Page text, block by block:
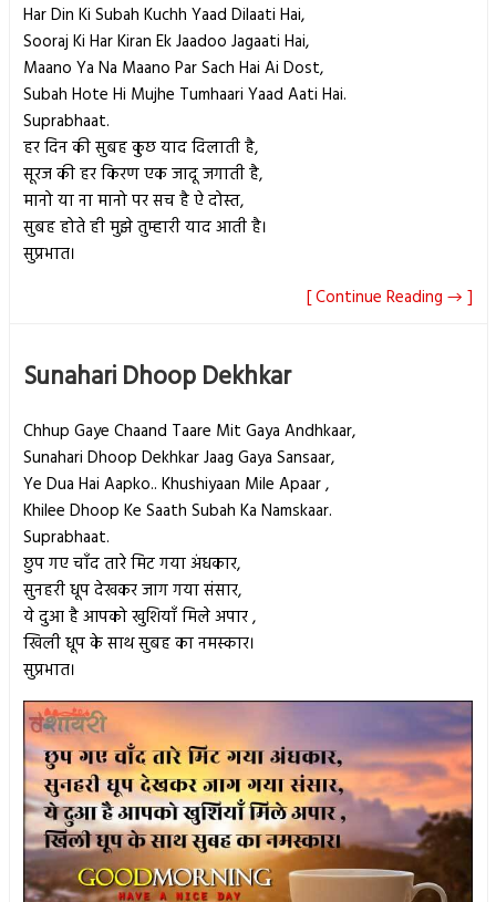
Har Din Ki Subah Kuchh Yaad Dilaati Hai,
Sooraj Ki Har Kiran Ek Jaadoo Jagaati Hai,
Maano Ya Na Maano Par Sach Hai Ai Dost,
Subah Hote Hi Mujhe Tumhaari Yaad Aati Hai.
Suprabhaat.
हर दिन की सुबह कुछ याद दिलाती है,
सूरज की हर किरण एक जादू जगाती है,
मानो या ना मानो पर सच है ऐ दोस्त,
सुबह होते ही मुझे तुम्हारी याद आती है।
सुप्रभात।
[ Continue Reading → ]
Sunahari Dhoop Dekhkar
Chhup Gaye Chaand Taare Mit Gaya Andhkaar,
Sunahari Dhoop Dekhkar Jaag Gaya Sansaar,
Ye Dua Hai Aapko.. Khushiyaan Mile Apaar ,
Khilee Dhoop Ke Saath Subah Ka Namskaar.
Suprabhaat.
छुप गए चाँद तारे मिट गया अंधकार,
सुनहरी धूप देखकर जाग गया संसार,
ये दुआ है आपको खुशियाँ मिले अपार ,
खिली धूप के साथ सुबह का नमस्कार।
सुप्रभात।